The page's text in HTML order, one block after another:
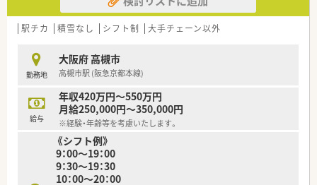
ます。
■大阪を中心に近畿圏で約90店舗を展開している地元密着型の
チェーンで、2025年からは大手グループの一員として安定して
います。
■クリニック門前や医療モールへの出店をメインとしており、地
域住民の方々の健康を支える「かかりつけ薬局」を目指していま
す。
■職員一人一人の生活背景を大切にする社風が根付いており、無
理な異動や厳しいノルマが課せられることもなく定着率が高い
です。
駅チカ 積雪なし シフト制 大手チェーン以外
勤務地
大阪府 高槻市
高槻市駅 (阪急京都本線)
給与
年収420万円～550万円
月給250,000円～350,000円
※経験・年齢等を考慮いたします。
《シフト例》
9：00～19：00
9：30～19：30
10：00～20：00